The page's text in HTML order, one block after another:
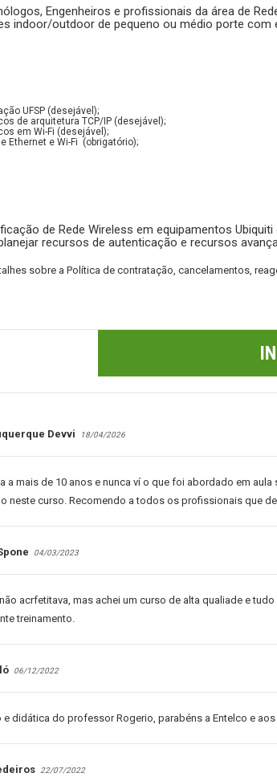
Engenheiros e profissionais da área de
indoor/outdoor de pequeno ou médio porte com
UFSP (desejável );
de arquitetura TCP/IP (desejável);
em Wi-Fi (desejável);
Ethernet e Wi-Fi (obrigatório);
de Rede Wireless em equipamentos
recursos de autenticação e recursos
sobre a Política de contratação, cancelamentos,
Devvi 18/04/2026
a mais de 10 anos e nunca ví o que foi abordado em
neste curso. Recomendo a todos os profissionais que
04/03/2023
acrfetitava, mas achei um curso de alta qualiade e
treinamento.
06/12/2022
e didática do professor Rogerio, parabéns a Entelco e
22/07/2022